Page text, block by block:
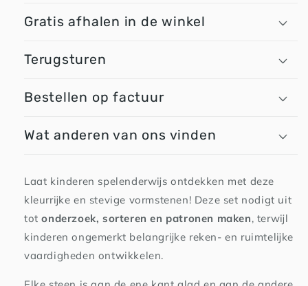
Gratis afhalen in de winkel
Terugsturen
Bestellen op factuur
Wat anderen van ons vinden
Laat kinderen spelenderwijs ontdekken met deze
kleurrijke en stevige vormstenen! Deze set nodigt uit
totonderzoek, sorteren en patronen maken, terwijl
kinderen ongemerkt belangrijke reken- en ruimtelijke
vaardigheden ontwikkelen.